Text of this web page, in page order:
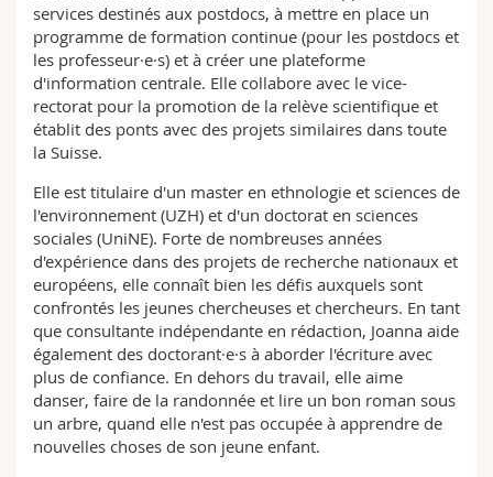
services destinés aux postdocs, à mettre en place un
programme de formation continue (pour les postdocs et
les professeur·e·s) et à créer une plateforme
d'information centrale. Elle collabore avec le vice-
rectorat pour la promotion de la relève scientifique et
établit des ponts avec des projets similaires dans toute
la Suisse.
Elle est titulaire d'un master en ethnologie et sciences de
l'environnement (UZH) et d'un doctorat en sciences
sociales (UniNE). Forte de nombreuses années
d'expérience dans des projets de recherche nationaux et
européens, elle connaît bien les défis auxquels sont
confrontés les jeunes chercheuses et chercheurs. En tant
que consultante indépendante en rédaction, Joanna aide
également des doctorant·e·s à aborder l'écriture avec
plus de confiance. En dehors du travail, elle aime
danser, faire de la randonnée et lire un bon roman sous
un arbre, quand elle n'est pas occupée à apprendre de
nouvelles choses de son jeune enfant.